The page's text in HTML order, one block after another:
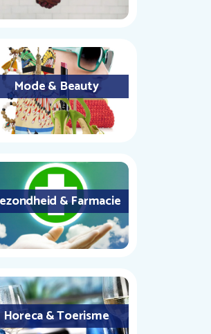
Mode & Beauty
& Farmacie
Horeca & Toerisme